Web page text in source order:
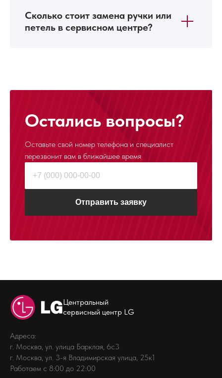
Сколько стоит замена ручки или
петель в сервисном центре?
Остались вопросы?
Оставьте свой номер телефона и специалист
перезвонит вам в ближайшее время
Отправить заявку
Центральный
сервисный центр LG
Адреса:
г. Москва, ул. улица Барклая, 6с3
г. Москва, ул. 3-я Владимирская улица, 25к1
Работаем с 8:00 до 22:00